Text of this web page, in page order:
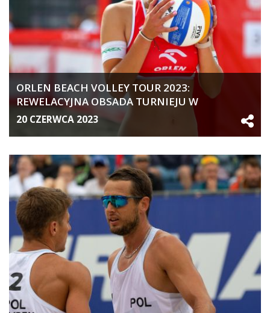
ORLEN BEACH VOLLEY TOUR 2023:
REWELACYJNA OBSADA TURNIEJU W
OLSZTYNIE
20 CZERWCA 2023